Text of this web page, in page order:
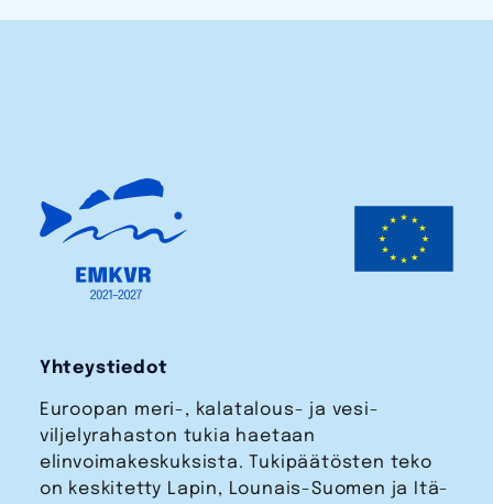
Yhteystiedot
Euroopan meri-, kalatalous- ja vesi­
viljelyrahaston tukia haetaan
elinvoimakeskuksista. Tukipäätösten teko
on keskitetty Lapin, Lounais-Suomen ja Itä-